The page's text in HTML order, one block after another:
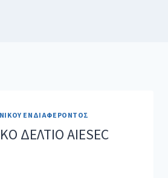
ΕΝΔΙΑΦΈΡΟΝΤΟΣ
ΔΕΛΤΙΟ AIESEC